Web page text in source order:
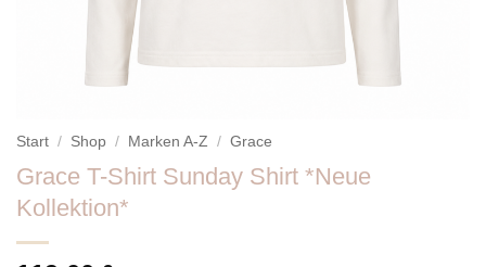
Start / Shop / Marken A-Z / Grace
Grace T-Shirt Sunday Shirt *Neue
Kollektion*